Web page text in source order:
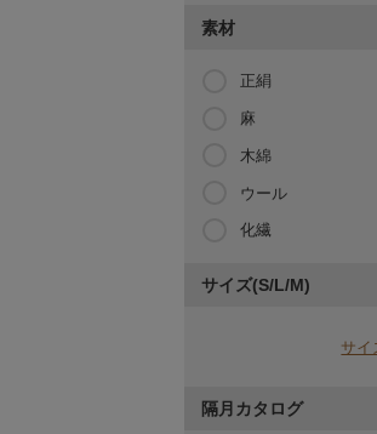
素材
正絹
麻
木綿
ウール
化繊
サイズ(S/L/M)
サイ
隔月カタログ